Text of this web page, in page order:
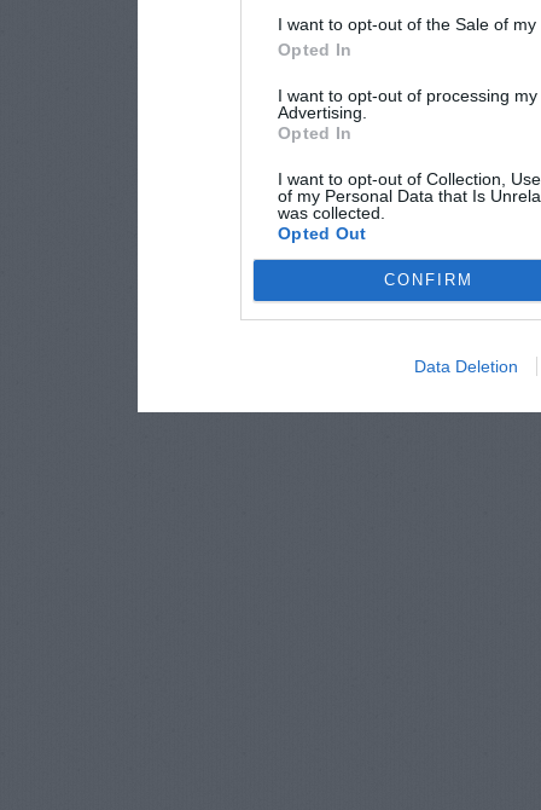
I want to opt-out of the Sale of
Opted In
I want to opt-out of processing
Advertising.
Opted In
I want to opt-out of Collection,
of my Personal Data that Is
was collected.
Opted Out
CONFIRM
Data Deletion